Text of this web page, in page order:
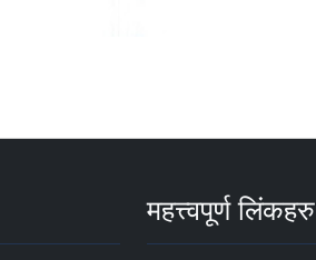
महत्त्वपूर्ण लिंकहरु